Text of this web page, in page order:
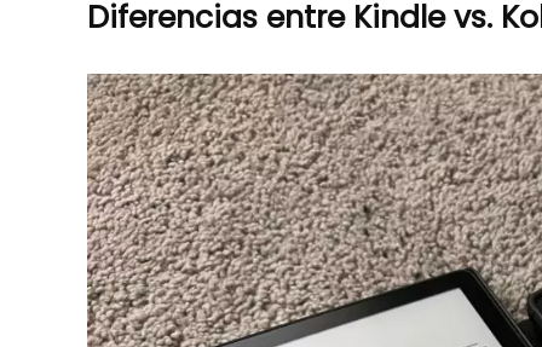
Diferencias entre Kindle vs.